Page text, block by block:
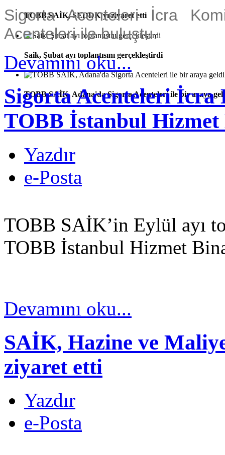
TOBB SAİK, SEDDK’yı ziyaret etti
Saik, Şubat ayı toplantısını gerçekleştirdi
TOBB SAİK, Adana'da Sigorta Acenteleri ile bir araya
Sigorta Acenteleri İcra
Acenteleri ile buluştu.
Devamını oku...
Sigorta Acenteleri İcra
TOBB İstanbul Hizmet
Yazdır
e-Posta
TOBB SAİK’in Eylül ayı
TOBB İstanbul Hizmet
Devamını oku...
SAİK, Hazine ve
ziyaret etti
Yazdır
e-Posta